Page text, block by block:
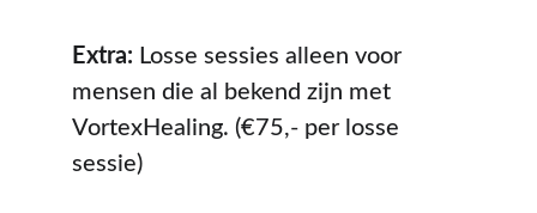
Extra: Losse sessies alleen voor
mensen die al bekend zijn met
VortexHealing. (€75,- per losse
sessie)